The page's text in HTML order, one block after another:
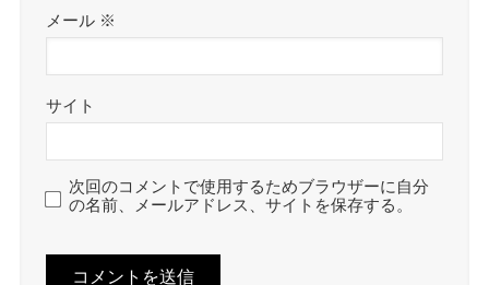
メール ※
サイト
次回のコメントで使用するためブラウザーに自分
の名前、メールアドレス、サイトを保存する。